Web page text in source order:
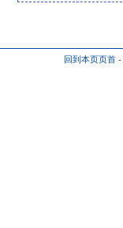
回到本页页首 -